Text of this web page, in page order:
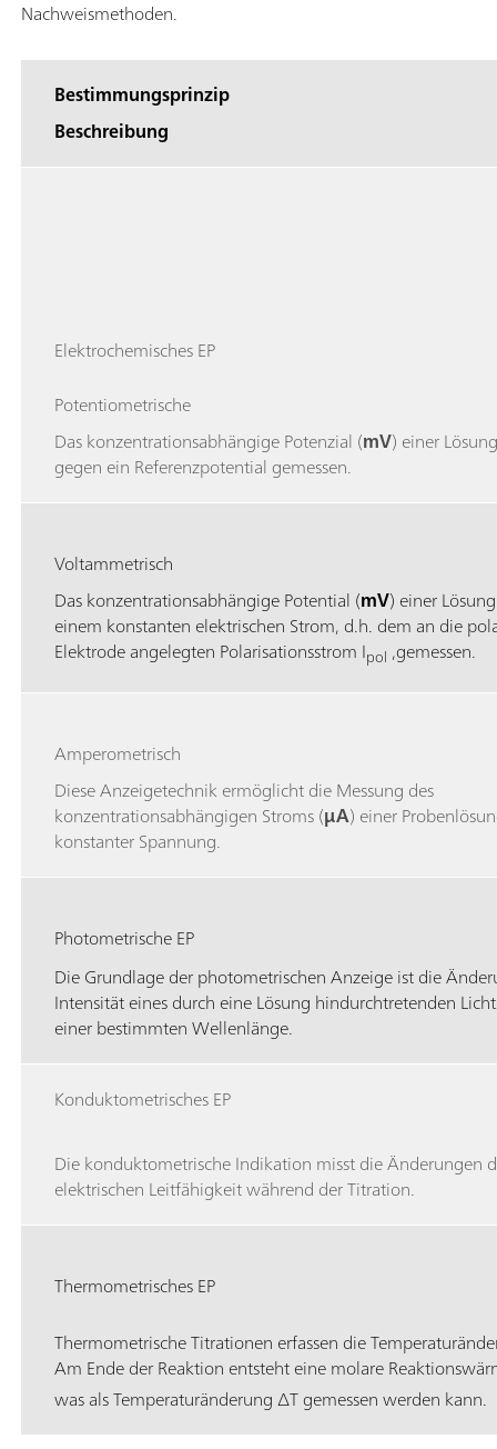
Nachweismethoden.
Bestimmungsprinzip
Beschreibung
Elektrochemisches EP
Potentiometrische
Das konzentrationsabhängige Potenzial (mV) einer
gegen ein Referenzpotential gemessen.
Voltammetrisch
Das konzentrationsabhängige Potential (mV) einer
einem konstanten elektrischen Strom, d.h. dem an die
Elektrode angelegten Polarisationsstrom Ipol ,gemessen.
Amperometrisch
Diese Anzeigetechnik ermöglicht die Messung des
konzentrationsabhängigen Stroms (μA) einer
konstanter Spannung.
Photometrische EP
Die Grundlage der photometrischen Anzeige ist die
Intensität eines durch eine Lösung hindurchtretenden
einer bestimmten Wellenlänge.
Konduktometrisches EP
Die konduktometrische Indikation misst die Änderungen
elektrischen Leitfähigkeit während der Titration.
Thermometrisches EP
Thermometrische Titrationen erfassen die
Am Ende der Reaktion entsteht eine molare
was als Temperaturänderung ∆T gemessen werden kann.